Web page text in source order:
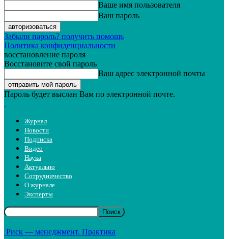
Ваше имя пользователя
Ваш пароль
Забыли пароль? получить помощь
Политика конфиденциальности
восстановление пароля
Восстановите свой пароль
Ваш адрес электронной почты
Пароль будет выслан Вам по электронной почте.
Журнал
Новости
Подписка
Видео
Наука
Актуально
Сотрудничество
О журнале
Эксперты
Риск — менеджмент. Практика